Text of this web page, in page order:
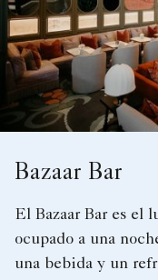
Bazaar Bar
El Bazaar Bar es el
ocupado a una
una bebida y un